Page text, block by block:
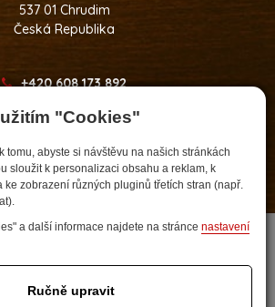
"Cookies"
tomu, abyste si návštěvu na našich stránkách
sloužit k personalizaci obsahu a reklam, k
ke zobrazení různých pluginů třetích stran (např.
a další informace najdete na stránce nastavení
Ručně upravit
537 01 Chrudim
Česká Republika
+420 608 173 892
by